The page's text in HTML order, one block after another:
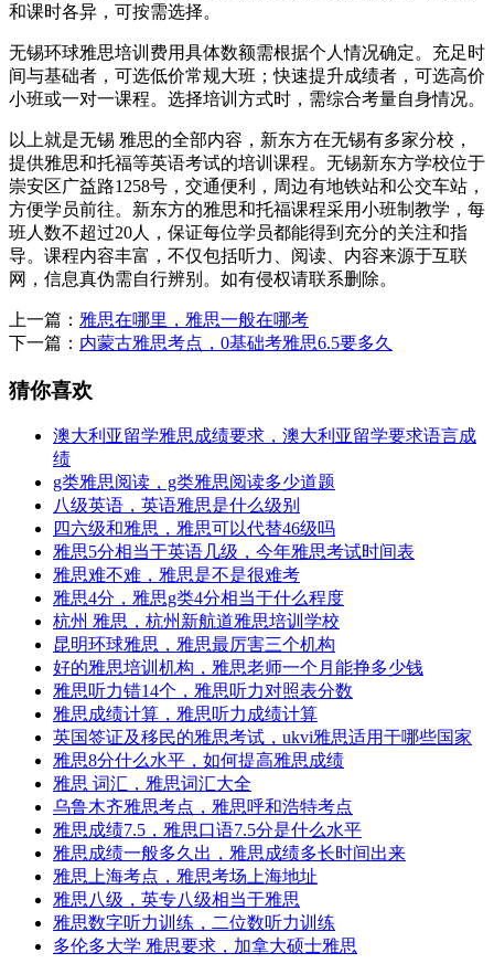
和课时各异，可按需选择。
无锡环球雅思培训费用具体数额需根据个人情况确定。充足时
间与基础者，可选低价常规大班；快速提升成绩者，可选高价
小班或一对一课程。选择培训方式时，需综合考量自身情况。
以上就是无锡 雅思的全部内容，新东方在无锡有多家分校，
提供雅思和托福等英语考试的培训课程。无锡新东方学校位于
崇安区广益路1258号，交通便利，周边有地铁站和公交车站，
方便学员前往。新东方的雅思和托福课程采用小班制教学，每
班人数不超过20人，保证每位学员都能得到充分的关注和指
导。课程内容丰富，不仅包括听力、阅读、内容来源于互联
网，信息真伪需自行辨别。如有侵权请联系删除。
上一篇： 雅思在哪里，雅思一般在哪考
下一篇： 内蒙古雅思考点，0基础考雅思6.5要多久
猜你喜欢
澳大利亚留学雅思成绩要求，澳大利亚留学要求语言成
绩
g类雅思阅读，g类雅思阅读多少道题
八级英语，英语雅思是什么级别
四六级和雅思，雅思可以代替46级吗
雅思5分相当于英语几级，今年雅思考试时间表
雅思难不难，雅思是不是很难考
雅思4分，雅思g类4分相当于什么程度
杭州 雅思，杭州新航道雅思培训学校
昆明环球雅思，雅思最厉害三个机构
好的雅思培训机构，雅思老师一个月能挣多少钱
雅思听力错14个，雅思听力对照表分数
雅思成绩计算，雅思听力成绩计算
英国签证及移民的雅思考试，ukvi雅思适用于哪些国家
雅思8分什么水平，如何提高雅思成绩
雅思 词汇，雅思词汇大全
乌鲁木齐雅思考点，雅思呼和浩特考点
雅思成绩7.5，雅思口语7.5分是什么水平
雅思成绩一般多久出，雅思成绩多长时间出来
雅思上海考点，雅思考场上海地址
雅思八级，英专八级相当于雅思
雅思数字听力训练，二位数听力训练
多伦多大学 雅思要求，加拿大硕士雅思